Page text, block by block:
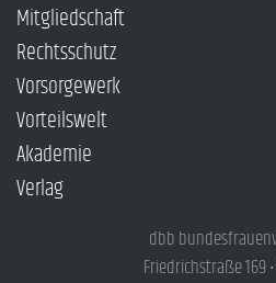
Mitgliedschaft
Rechtsschutz
Vorsorgewerk
Vorteilswelt
Akademie
Verlag
dbb
Friedrichstraße 169 •